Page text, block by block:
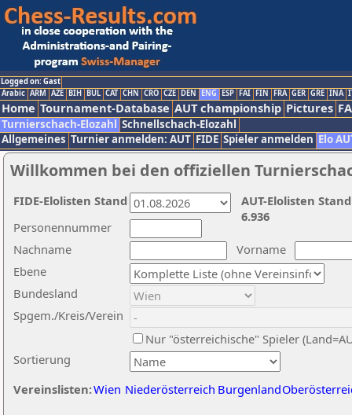
Logged on: Gast
Arabic ARM AZE BIH BUL CAT CHN CRO CZE DEN ENG ESP FAI FIN FRA GER GRE INA
Home Tournament-Database AUT championship Pictures
Turnierschach-Elozahl Schnellschach-Elozahl
Allgemeines Turnier anmelden: AUT FIDE Spieler anmelden Elo
Willkommen bei den offiziellen
Nachname
Vorname
Ebene
Sortierung
Personennummer
Bundesland
Spgem./Kreis/Verein
Nur "österreichische" Spieler
Vereinslisten:Wien Niederösterreich Burgenland
AUT-Elolisten
6.936
FIDE-Elolisten Stand